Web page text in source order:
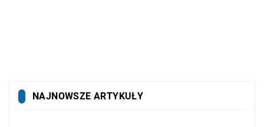
NAJNOWSZE ARTYKUŁY